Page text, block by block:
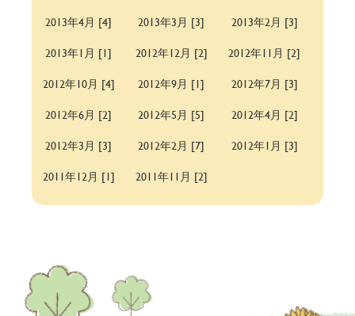
2013年4月 [4]
2013年3月 [3]
2013年2月 [3]
2013年1月 [1]
2012年12月 [2]
2012年11月 [2]
2012年10月 [4]
2012年9月 [1]
2012年7月 [3]
2012年6月 [2]
2012年5月 [5]
2012年4月 [2]
2012年3月 [3]
2012年2月 [7]
2012年1月 [3]
2011年12月 [1]
2011年11月 [2]